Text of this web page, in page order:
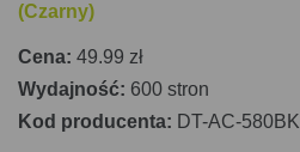
(Czarny)
Cena: 49.99 zł
Wydajność: 600 stron
Kod producenta: DT-AC-580BK